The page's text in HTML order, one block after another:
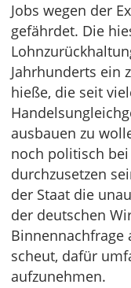
Jobs wegen der
gefährdet. Die
Jahrhunderts ein
hieße, die seit
ausbauen zu
noch politisch
durchzusetzen
der Staat die
der deutschen
Binnennachfrage
scheut, dafür
aufzunehmen.